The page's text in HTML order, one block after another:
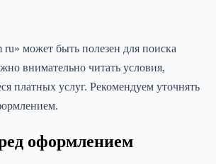
может быть полезен для поиска
внимательно читать условия,
платных услуг. Рекомендуем уточнять
оформлением